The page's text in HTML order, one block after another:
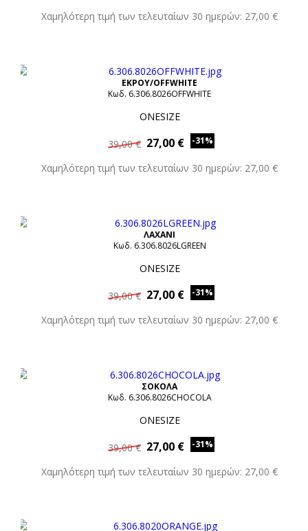
Χαμηλότερη τιμή των τελευταίων 30 ημερών: 27,00 €
ΕΚΡΟΥ/OFFWHITE
Κωδ. 6.306.8026OFFWHITE
ONESIZE
39,00 € 27,00 € -31%
Χαμηλότερη τιμή των τελευταίων 30 ημερών: 27,00 €
ΛΑΧΑΝΙ
Κωδ. 6.306.8026LGREEN
ONESIZE
39,00 € 27,00 € -31%
Χαμηλότερη τιμή των τελευταίων 30 ημερών: 27,00 €
ΣΟΚΟΛΑ
Κωδ. 6.306.8026CHOCOLA
ONESIZE
39,00 € 27,00 € -31%
Χαμηλότερη τιμή των τελευταίων 30 ημερών: 27,00 €